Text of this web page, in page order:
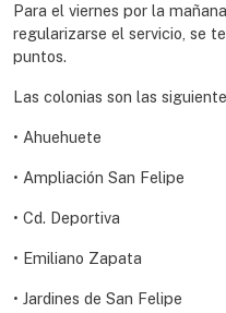
Para el viernes por la
regularizarse el servicio, se
puntos.
Las colonias son las
• Ahuehuete
• Ampliación San Felipe
• Cd. Deportiva
• Emiliano Zapata
• Jardines de San Felipe